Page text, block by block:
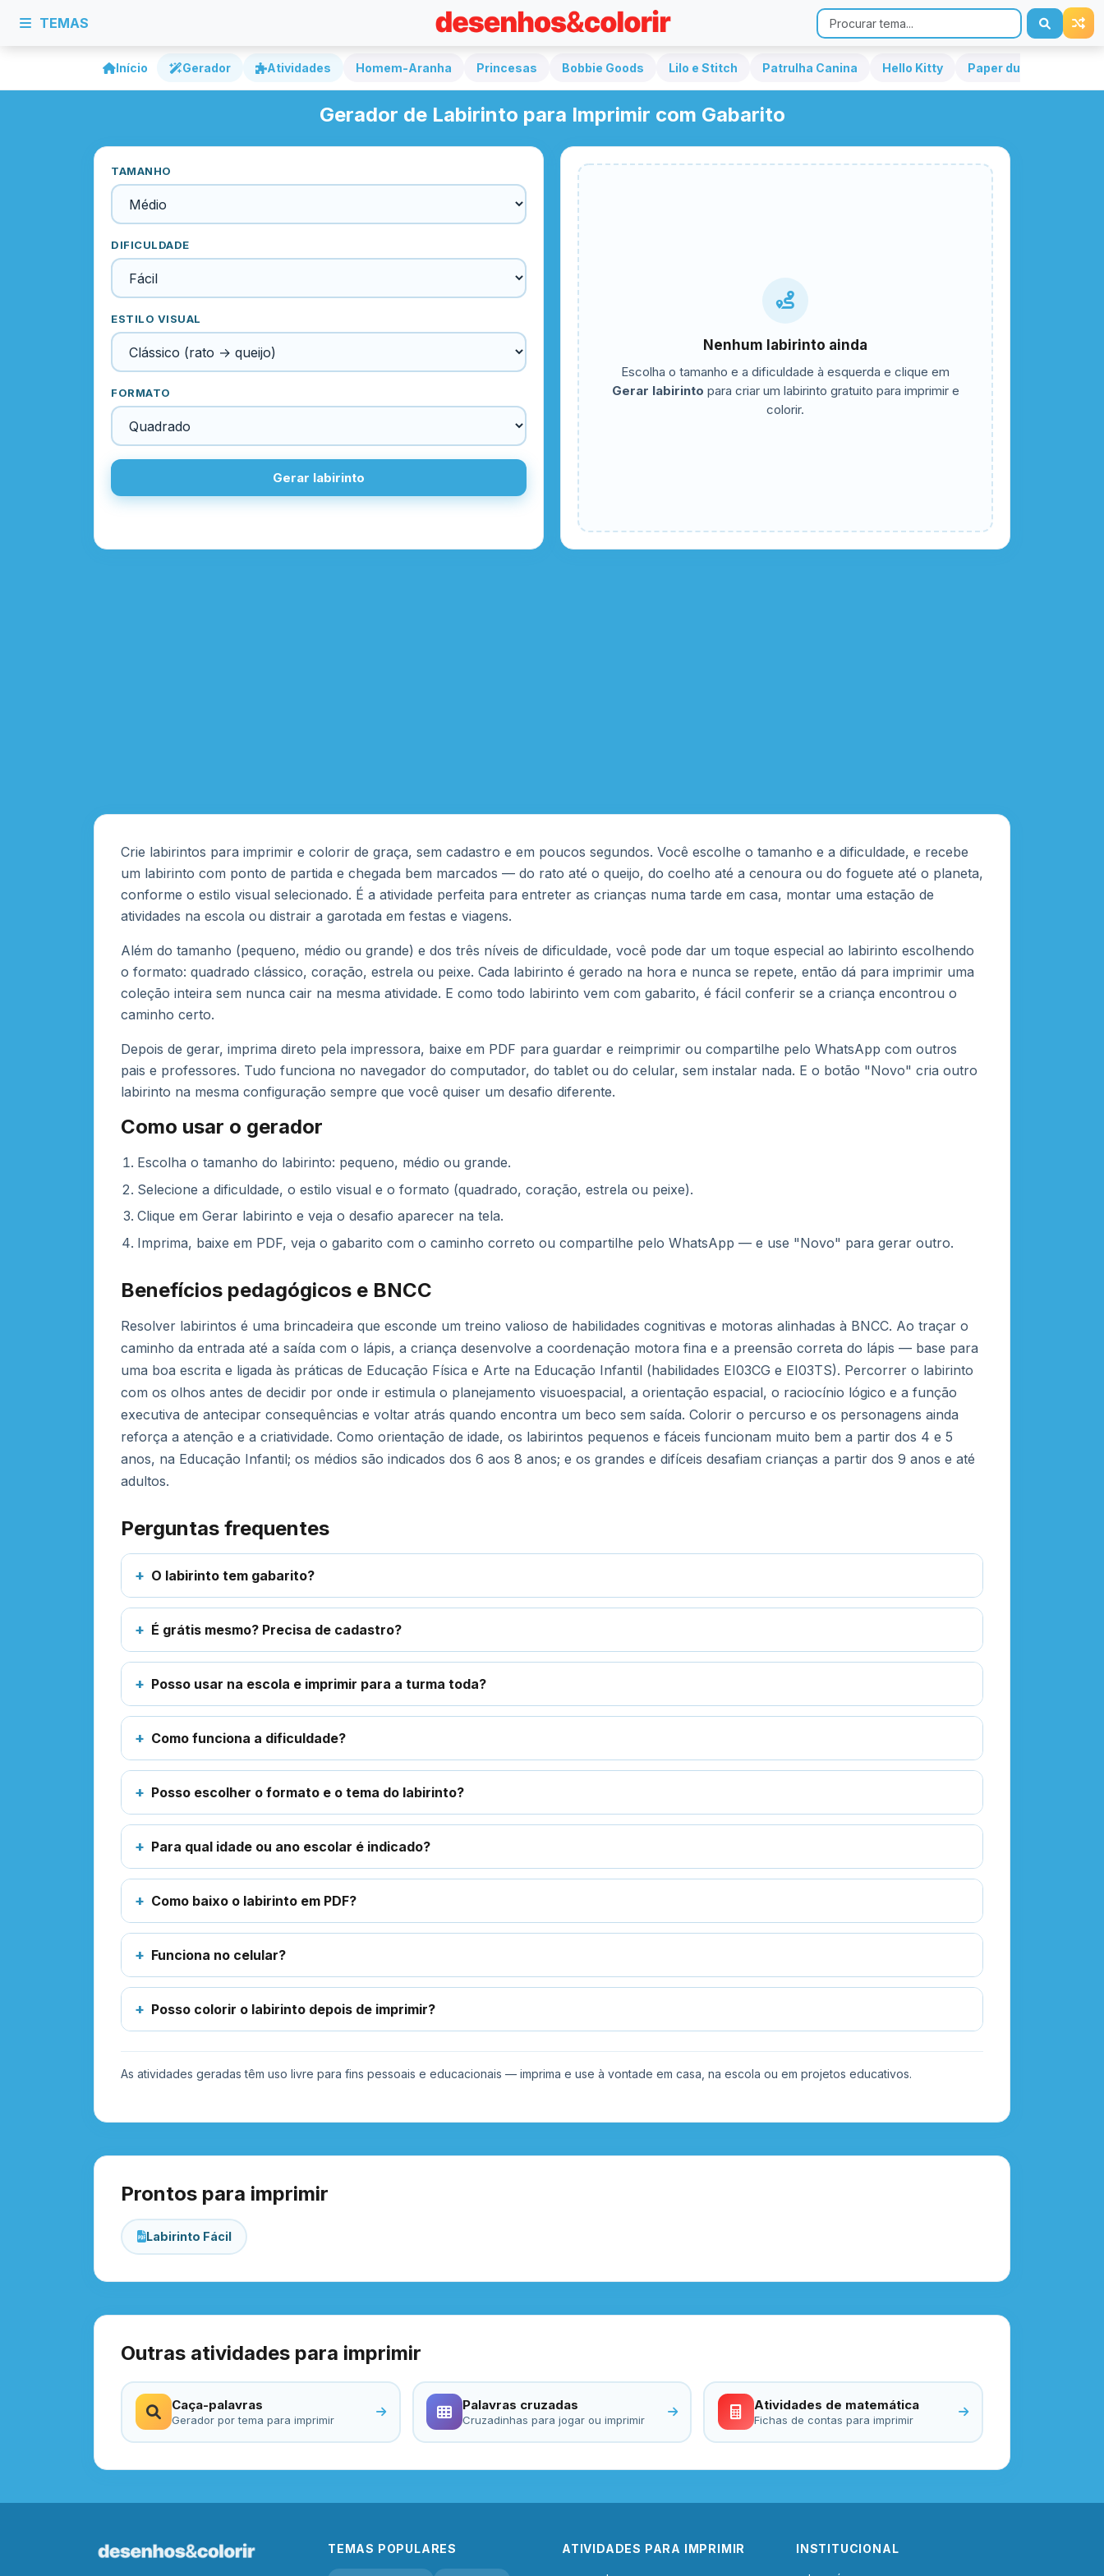
TEMAS
Início Gerador Atividades Homem-Aranha Princesas Bobbie Goods Lilo e Stitch Patrulha Canina Hello Kitty Paper duck
Gerador de Labirinto para Imprimir com Gabarito
TAMANHO
DIFICULDADE
ESTILO VISUAL
FORMATO
Gerar labirinto
Nenhum labirinto ainda
Escolha o tamanho e a dificuldade à esquerda e clique em
Gerar labirinto para criar um labirinto gratuito para imprimir e
colorir.
Crie labirintos para imprimir e colorir de graça, sem cadastro e em poucos segundos. Você escolhe o tamanho e a dificuldade, e recebe
um labirinto com ponto de partida e chegada bem marcados — do rato até o queijo, do coelho até a cenoura ou do foguete até o planeta,
conforme o estilo visual selecionado. É a atividade perfeita para entreter as crianças numa tarde em casa, montar uma estação de
atividades na escola ou distrair a garotada em festas e viagens.
Além do tamanho (pequeno, médio ou grande) e dos três níveis de dificuldade, você pode dar um toque especial ao labirinto escolhendo
o formato: quadrado clássico, coração, estrela ou peixe. Cada labirinto é gerado na hora e nunca se repete, então dá para imprimir uma
coleção inteira sem nunca cair na mesma atividade. E como todo labirinto vem com gabarito, é fácil conferir se a criança encontrou o
caminho certo.
Depois de gerar, imprima direto pela impressora, baixe em PDF para guardar e reimprimir ou compartilhe pelo WhatsApp com outros
pais e professores. Tudo funciona no navegador do computador, do tablet ou do celular, sem instalar nada. E o botão "Novo" cria outro
labirinto na mesma configuração sempre que você quiser um desafio diferente.
Como usar o gerador
Escolha o tamanho do labirinto: pequeno, médio ou grande.
Selecione a dificuldade, o estilo visual e o formato (quadrado, coração, estrela ou peixe).
Clique em Gerar labirinto e veja o desafio aparecer na tela.
Imprima, baixe em PDF, veja o gabarito com o caminho correto ou compartilhe pelo WhatsApp — e use "Novo" para gerar outro.
Benefícios pedagógicos e BNCC
Resolver labirintos é uma brincadeira que esconde um treino valioso de habilidades cognitivas e motoras alinhadas à BNCC. Ao traçar o
caminho da entrada até a saída com o lápis, a criança desenvolve a coordenação motora fina e a preensão correta do lápis — base para
uma boa escrita e ligada às práticas de Educação Física e Arte na Educação Infantil (habilidades EI03CG e EI03TS). Percorrer o labirinto
com os olhos antes de decidir por onde ir estimula o planejamento visuoespacial, a orientação espacial, o raciocínio lógico e a função
executiva de antecipar consequências e voltar atrás quando encontra um beco sem saída. Colorir o percurso e os personagens ainda
reforça a atenção e a criatividade. Como orientação de idade, os labirintos pequenos e fáceis funcionam muito bem a partir dos 4 e 5
anos, na Educação Infantil; os médios são indicados dos 6 aos 8 anos; e os grandes e difíceis desafiam crianças a partir dos 9 anos e até
adultos.
Perguntas frequentes
O labirinto tem gabarito?
É grátis mesmo? Precisa de cadastro?
Posso usar na escola e imprimir para a turma toda?
Como funciona a dificuldade?
Posso escolher o formato e o tema do labirinto?
Para qual idade ou ano escolar é indicado?
Como baixo o labirinto em PDF?
Funciona no celular?
Posso colorir o labirinto depois de imprimir?
As atividades geradas têm uso livre para fins pessoais e educacionais — imprima e use à vontade em casa, na escola ou em projetos educativos.
Prontos para imprimir
Labirinto Fácil
Outras atividades para imprimir
Caça-palavras
Gerador por tema para imprimir
Palavras cruzadas
Cruzadinhas para jogar ou imprimir
Atividades de matemática
Fichas de contas para imprimir
TEMAS POPULARES ATIVIDADES PARA IMPRIMIR INSTITUCIONAL